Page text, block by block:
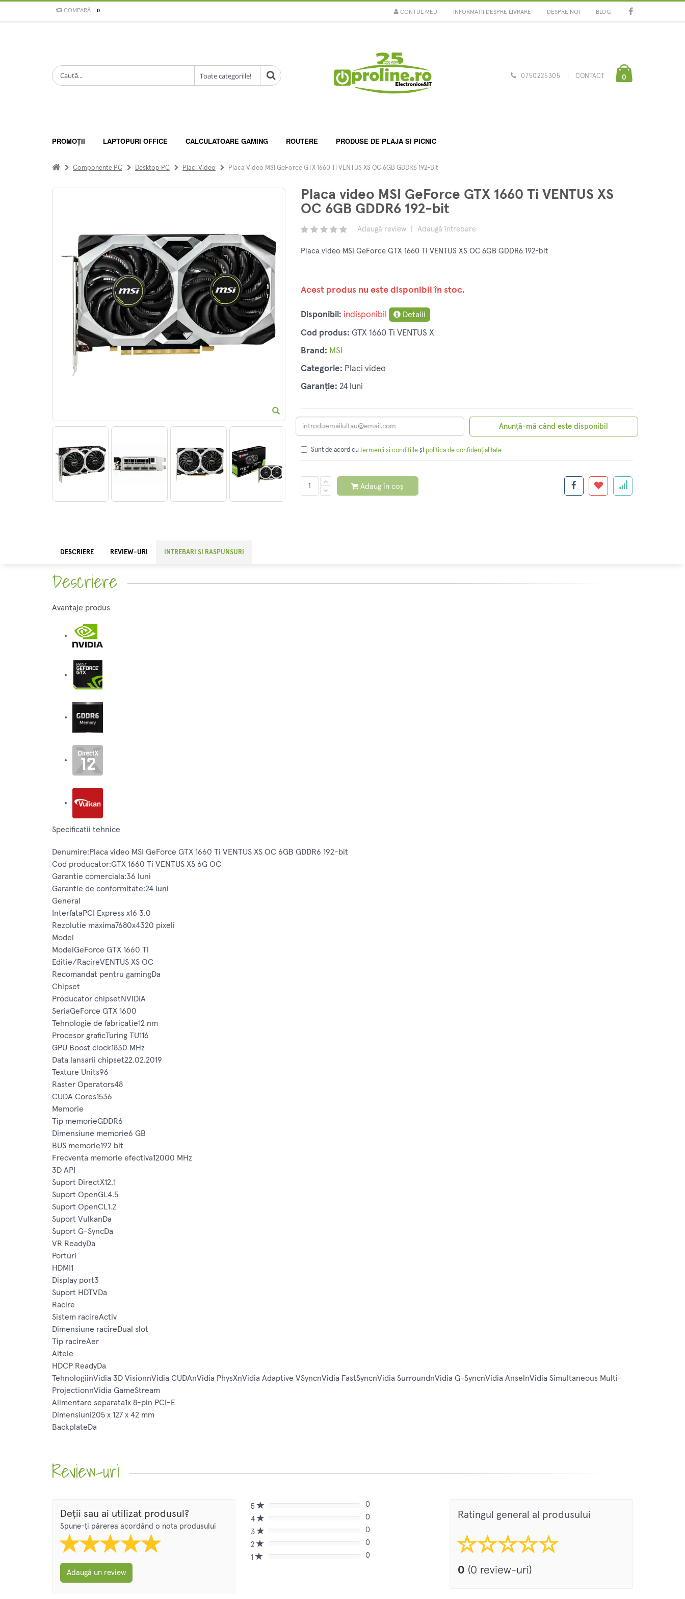
COMPARĂ 0 INFORMATII DESPRE LIVRARE DESPRE NOI BLOG
CONTUL MEU
0750225305 CONTACT 0
PROMOȚII LAPTOPURI OFFICE CALCULATOARE GAMING ROUTERE PRODUSE DE PLAJA SI PICNIC
Componente PC Desktop PC Placi Video Placa Video MSI GeForce GTX 1660 Ti VENTUS XS OC 6GB GDDR6 192-Bit
Placa video MSI GeForce GTX 1660 Ti VENTUS XS
OC 6GB GDDR6 192-bit
Adaugă review Adaugă întrebare
Placa video MSI GeForce GTX 1660 Ti VENTUS XS OC 6GB GDDR6 192-bit
Acest produs nu este disponibil în stoc.
Disponibil: indisponibil Detalii
Cod produs: GTX 1660 Ti VENTUS X
Brand: MSI
Categorie: Placi video
Garanție: 24 luni
Anunță-mă când este disponibil
Sunt de acord cu termenii și condițiileși politica de confidențialitate
Adaug în coș
DESCRIERE REVIEW-URI INTREBARI SI RASPUNSURI
Descriere
Avantaje produs
Specificatii tehnice
Denumire:Placa video MSI GeForce GTX 1660 Ti VENTUS XS OC 6GB GDDR6 192-bit
Cod producator:GTX 1660 Ti VENTUS XS 6G OC
Garantie comerciala:36 luni
Garantie de conformitate:24 luni
General
InterfataPCI Express x16 3.0
Rezolutie maxima7680x4320 pixeli
Model
ModelGeForce GTX 1660 Ti
Editie/RacireVENTUS XS OC
Recomandat pentru gamingDa
Chipset
Producator chipsetNVIDIA
SeriaGeForce GTX 1600
Tehnologie de fabricatie12 nm
Procesor graficTuring TU116
GPU Boost clock1830 MHz
Data lansarii chipset22.02.2019
Texture Units96
Raster Operators48
CUDA Cores1536
Memorie
Tip memorieGDDR6
Dimensiune memorie6 GB
BUS memorie192 bit
Frecventa memorie efectiva12000 MHz
3D API
Suport DirectX12.1
Suport OpenGL4.5
Suport OpenCL1.2
Suport VulkanDa
Suport G-SyncDa
VR ReadyDa
Porturi
HDMI1
Display port3
Suport HDTVDa
Racire
Sistem racireActiv
Dimensiune racireDual slot
Tip racireAer
Altele
HDCP ReadyDa
TehnologiinVidia 3D VisionnVidia CUDAnVidia PhysXnVidia Adaptive VSyncnVidia FastSyncnVidia SurroundnVidia G-SyncnVidia AnselnVidia Simultaneous Multi-
ProjectionnVidia GameStream
Alimentare separata1x 8-pin PCI-E
Dimensiuni205 x 127 x 42 mm
BackplateDa
Review-uri
Deții sau ai utilizat produsul?
Spune-ți părerea acordând o nota produsului
Adaugă un review
5
(danger)
0
4
(danger)
0
3
(danger)
0
2
0
1
0
Ratingul general al produsului
0 (0 review-uri)